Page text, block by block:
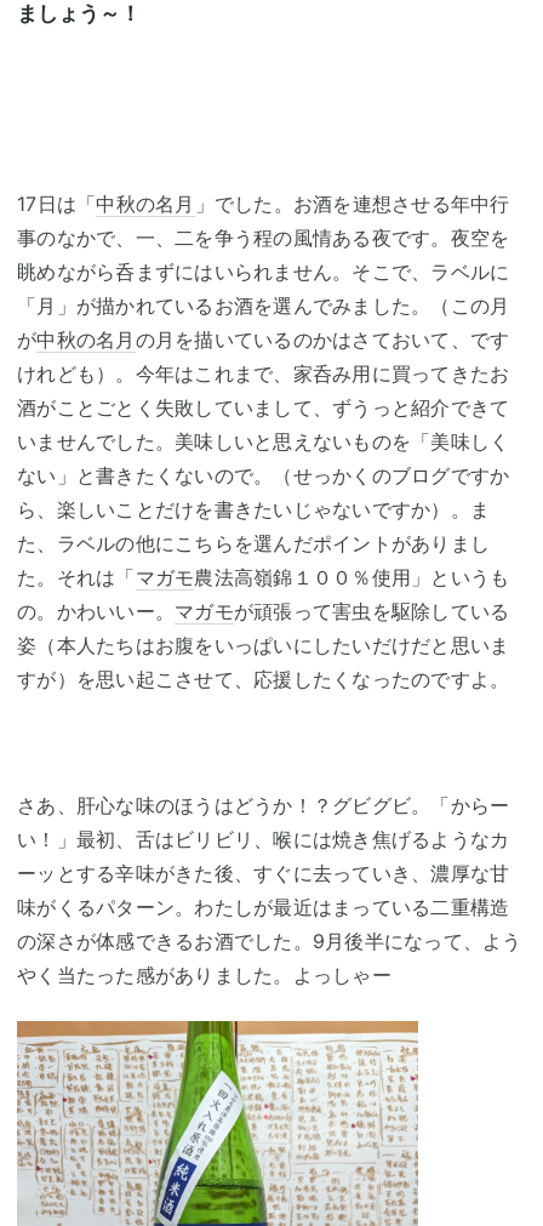
ましょう～！
17日は「中秋の名月 」でした。お酒を連想させる年中行
事のなかで、一、二を争う程の風情ある夜です。夜空を
眺めながら呑まずにはいられません。そこで、ラベルに
「月」が描かれているお酒を選んでみました。（この月
が中秋の名月 の月を描いているのかはさておいて、です
けれども）。今年はこれまで、家呑み用に買ってきたお
酒がことごとく失敗していまして、ずうっと紹介できて
いませんでした。美味しいと思えないものを「美味しく
ない」と書きたくないので。（せっかくのブログですか
ら、楽しいことだけを書きたいじゃないですか）。ま
た、ラベルの他にこちらを選んだポイントがありまし
た。それは「マガモ農法高嶺錦１００％使用」というも
の。かわいいー。 マガモが頑張って害虫を駆除している
姿（本人たちはお腹をいっぱいにしたいだけだと思いま
すが）を思い起こさせて、応援したくなったのですよ。
さあ、肝心な味のほうはどうか！？グビグビ。「からー
い！」最初、舌はビリビリ、喉には焼き焦げるようなカ
ーッとする辛味がきた後、すぐに去っていき、濃厚な甘
味がくるパターン。わたしが最近はまっている二重構造
の深さが体感できるお酒でした。9月後半になって、よう
やく当たった感がありました。よっしゃー